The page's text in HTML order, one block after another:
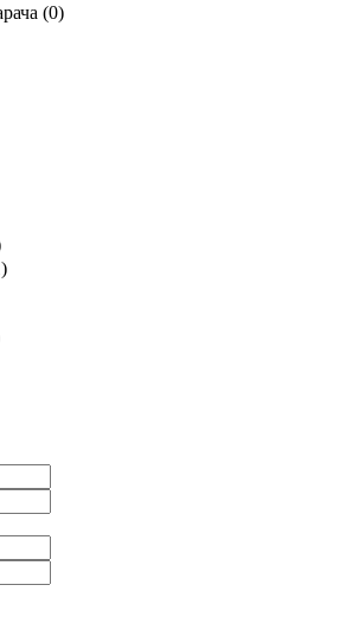
(0)
)